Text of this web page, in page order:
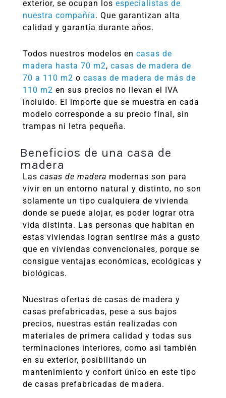
exterior, se ocupan los especialistas de
nuestra compañía. Que garantizan alta
calidad y garantía durante años.
Todos nuestros modelos en casas de
madera hasta 70 m2, casas de madera de
70 a 110 m2 o casas de madera de más de
110 m2 en sus precios no llevan el IVA
incluido. El importe que se muestra en cada
modelo corresponde a su precio final, sin
trampas ni letra pequeña.
Beneficios de una casa de
madera
Las casas de madera modernas son para
vivir en un entorno natural y distinto, no son
solamente un tipo cualquiera de vivienda
donde se puede alojar, es poder lograr otra
vida distinta. Las personas que habitan en
estas viviendas logran sentirse más a gusto
que en viviendas convencionales, porque se
consigue ventajas económicas, ecológicas y
biológicas.
Nuestras ofertas de casas de madera y
casas prefabricadas, pese a sus bajos
precios, nuestras están realizadas con
materiales de primera calidad y todas sus
terminaciones interiores, como asi también
en su exterior, posibilitando un
mantenimiento y confort único en este tipo
de casas prefabricadas de madera.